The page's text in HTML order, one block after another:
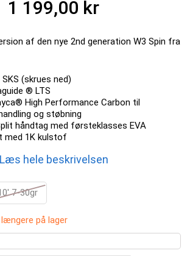
1 199,00 kr
af den nye 2nd generation W3 Spin fra
(skrues ned)
® LTS
High Performance Carbon til
og støbning
håndtag med førsteklasses EVA
med 1K kulstof
Læs hele beskrivelsen
7-30gr
længere på lager